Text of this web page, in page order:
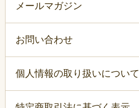
メールマガジン
お問い合わせ
個人情報の取り扱いについて